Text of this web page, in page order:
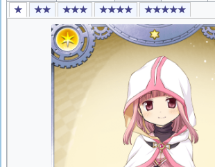
★ ★★ ★★★ ★★★★ ★★★★★